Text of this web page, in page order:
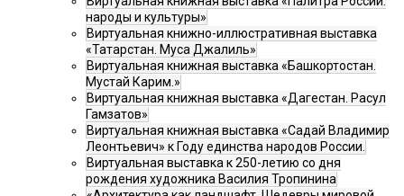
народы и культуры»
Виртуальная книжно-иллюстративная выставка
«Татарстан. Муса Джалиль»
Виртуальная книжная выставка «Башкортостан.
Мустай Карим.»
Виртуальная книжная выставка «Дагестан. Расул
Гамзатов»
Виртуальная книжная выставка «Садай Владимир
Леонтьевич» к Году единства народов России.
Виртуальная выставка к 250-летию со дня
рождения художника Василия Тропинина